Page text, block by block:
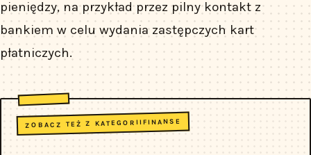
pieniędzy, na przykład przez pilny kontakt z
bankiem w celu wydania zastępczych kart
płatniczych.
ZOBACZ TEŻ Z KATEGORIIFINANSE